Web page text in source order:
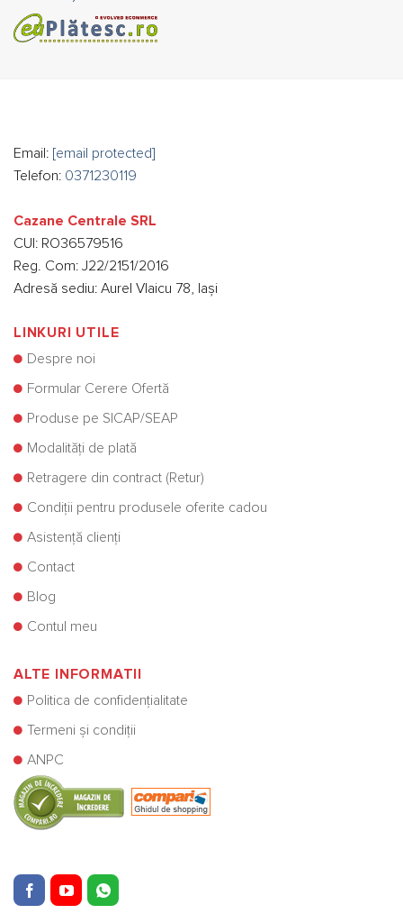
Email: [email protected]
Telefon: 0371230119
Cazane Centrale SRL
CUI: RO36579516
Reg. Com: J22/2151/2016
Adresă sediu: Aurel Vlaicu 78, Iași
LINKURI UTILE
Despre noi
Formular Cerere Ofertă
Produse pe SICAP/SEAP
Modalități de plată
Retragere din contract (Retur)
Condiții pentru produsele oferite cadou
Asistență clienți
Contact
Blog
Contul meu
ALTE INFORMATII
Politica de confidențialitate
Termeni și condiții
ANPC